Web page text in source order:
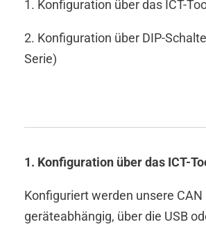
1. Konfiguration über das ICT-
2. Konfiguration über DIP-
Serie)
1. Konfiguration über das ICT-
Konfiguriert werden unsere CAN
geräteabhängig, über die USB